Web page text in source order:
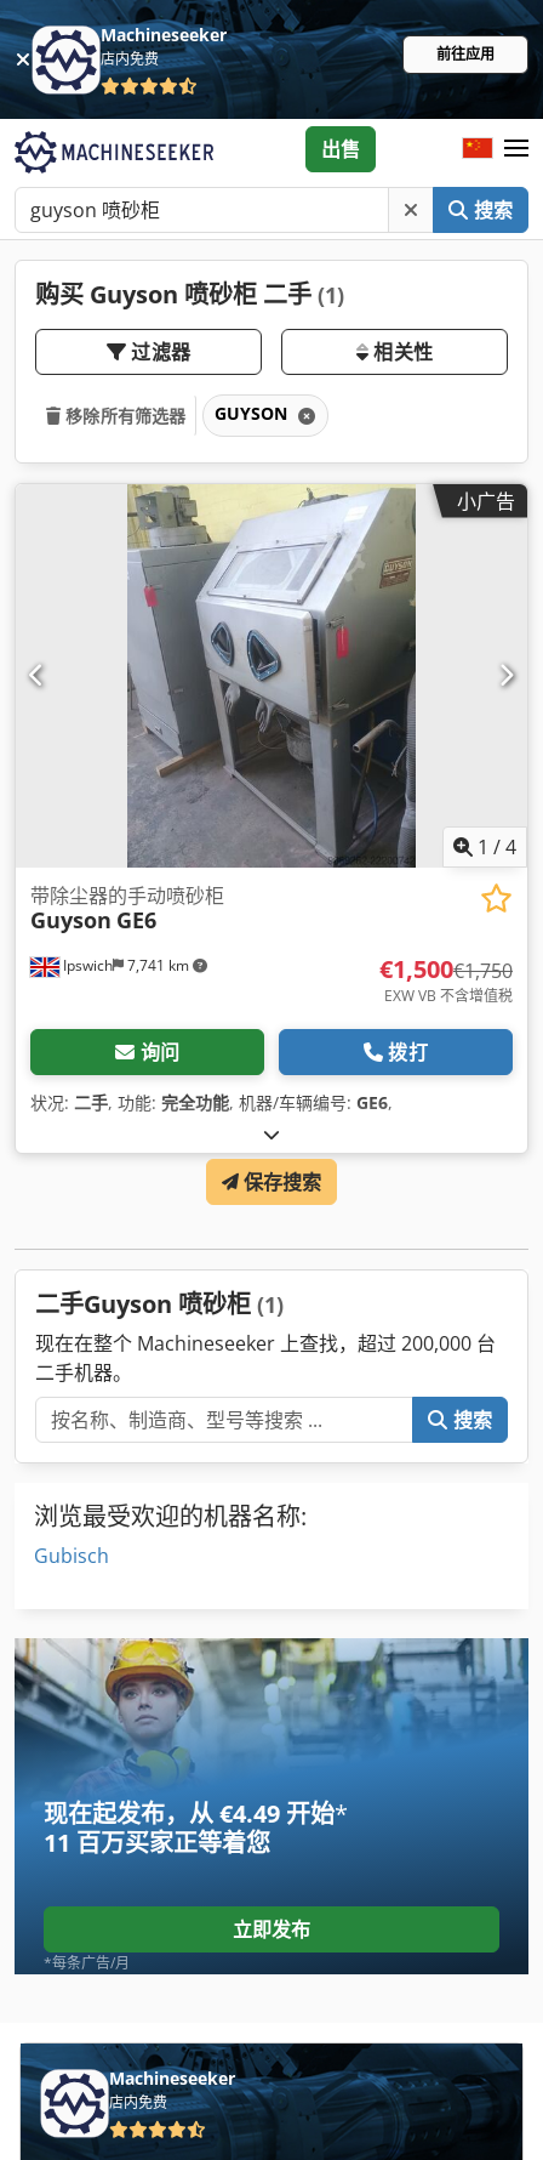
Machineseeker
店内免费 前往应用
搜索
出售
购买 Guyson 喷砂柜 二手 (1)
过滤器 相关性
移除所有筛选器 GUYSON
小广告
1 /4
Ipswich 7,741 km
带除尘器的手动喷砂柜
Guyson GE6
€1,500€1,750
EXW VB 不含增值税
询问 拨打
状况: 二手, 功能: 完全功能, 机器/车辆编号: GE6,
保存搜索
二手Guyson 喷砂柜 (1)
现在在整个 Machineseeker 上查找，超过 200,000 台
二手机器。
搜索
浏览最受欢迎的机器名称:
Gubisch
现在起发布，从 €4.49 开始*
11 百万买家正等着您
立即发布
*每条广告/月
Machineseeker
店内免费